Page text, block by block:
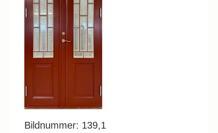
Bildnummer: 139,1